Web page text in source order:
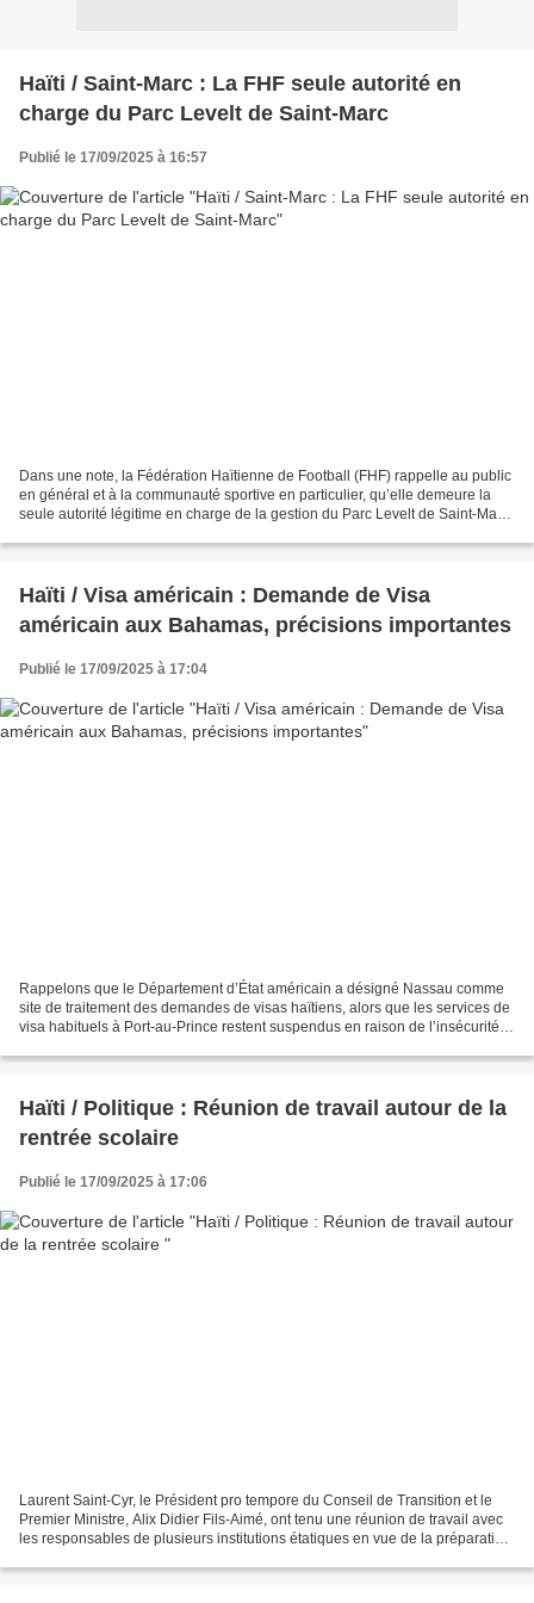
Haïti / Saint-Marc : La FHF seule autorité en
charge du Parc Levelt de Saint-Marc
Publié le 17/09/2025 à 16:57
Dans une note, la Fédération Haïtienne de Football (FHF) rappelle au public
en général et à la communauté sportive en particulier, qu’elle demeure la
seule autorité légitime en charge de la gestion du Parc Levelt de Saint-Marc.
Haïti / Visa américain : Demande de Visa
américain aux Bahamas, précisions importantes
Publié le 17/09/2025 à 17:04
Rappelons que le Département d’État américain a désigné Nassau comme
site de traitement des demandes de visas haïtiens, alors que les services de
visa habituels à Port-au-Prince restent suspendus en raison de l’insécurité .
Haïti / Politique : Réunion de travail autour de la
rentrée scolaire
Publié le 17/09/2025 à 17:06
Laurent Saint-Cyr, le Président pro tempore du Conseil de Transition et le
Premier Ministre, Alix Didier Fils-Aimé, ont tenu une réunion de travail avec
les responsables de plusieurs institutions étatiques en vue de la préparation